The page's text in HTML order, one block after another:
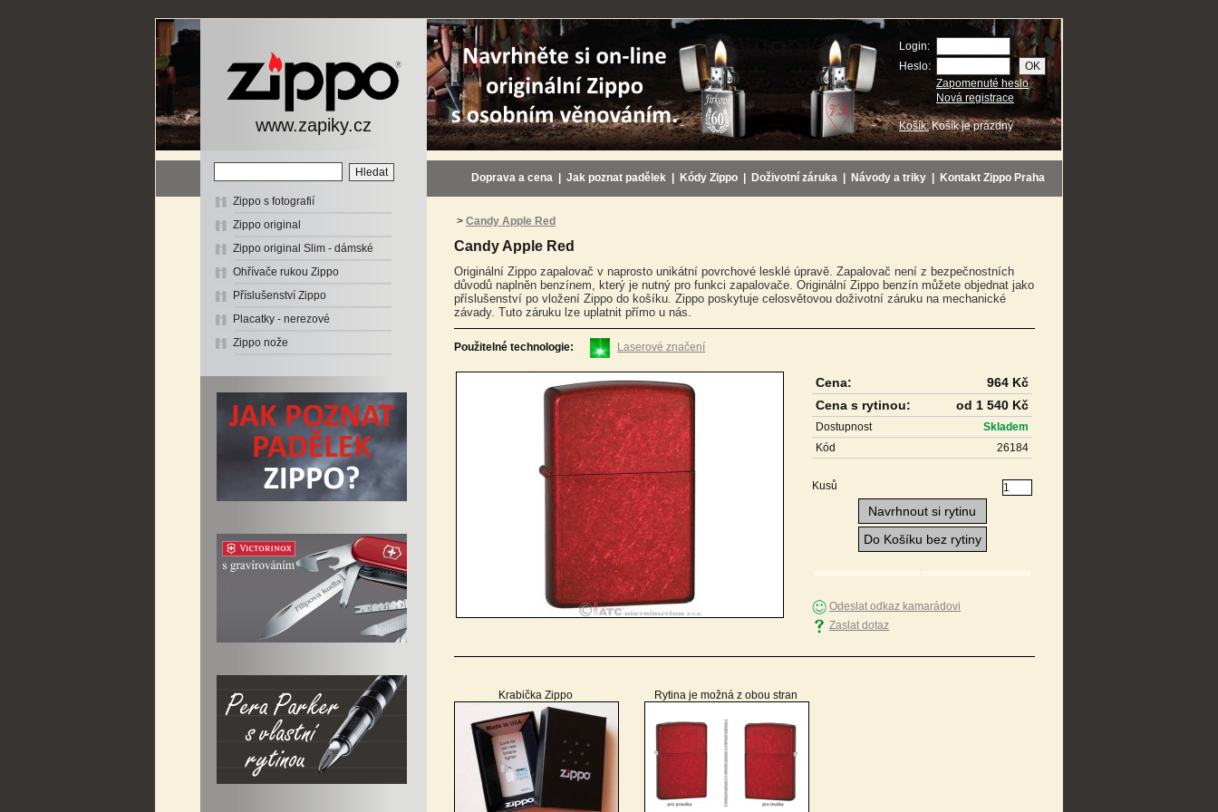
www.zapiky.cz
Login:
Heslo:
Zapomenuté heslo
Nová registrace
Košík:Košík je prázdný
Zippo s fotografií
Zippo original
Zippo original Slim - dámské
Ohřívače rukou Zippo
Příslušenství Zippo
Placatky - nerezové
Zippo nože
Doprava a cena Jak poznat padělek Kódy Zippo Doživotní záruka Návody a triky Kontakt Zippo Praha
> Candy Apple Red
Candy Apple Red
Originální Zippo zapalovač v naprosto unikátní povrchové lesklé úpravě. Zapalovač není z bezpečnostních
důvodů naplněn benzínem, který je nutný pro funkci zapalovače. Originální Zippo benzín můžete objednat jako
příslušenství po vložení Zippo do košíku. Zippo poskytuje celosvětovou doživotní záruku na mechanické
závady. Tuto záruku lze uplatnit přímo u nás.
Použitelné technologie: Laserové značení
Cena:
964 Kč
Cena s rytinou:
od 1 540 Kč
Dostupnost
Skladem
Kód
26184
Kusů
Navrhnout si rytinu
Do Košíku bez rytiny
Odeslat odkaz kamarádovi
Zaslat dotaz
Krabička Zippo Rytina je možná z obou stran